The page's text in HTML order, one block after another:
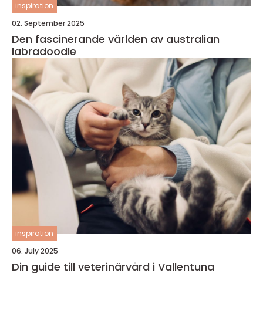
inspiration
02. September 2025
Den fascinerande världen av australian
labradoodle
inspiration
06. July 2025
Din guide till veterinärvård i Vallentuna